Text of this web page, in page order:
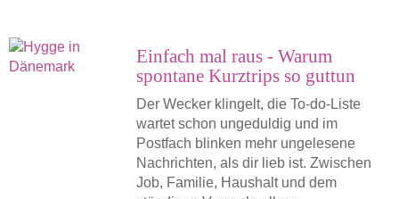
Einfach mal raus - Warum
spontane Kurztrips so guttun
Der Wecker klingelt, die To-do-Liste
wartet schon ungeduldig und im
Postfach blinken mehr ungelesene
Nachrichten, als dir lieb ist. Zwischen
Job, Familie, Haushalt und dem